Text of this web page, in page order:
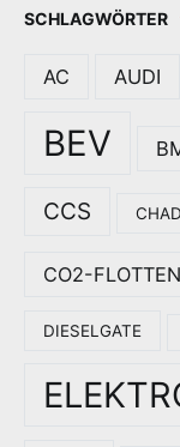
SCHLAGWÖRTER
AC AUDI
BEV
CCS
CO2-
DIESELGATE